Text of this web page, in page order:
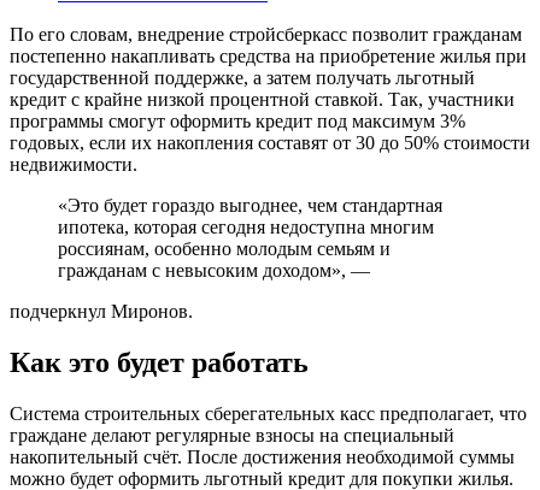
По его словам, внедрение стройсберкасс позволит гражданам
постепенно накапливать средства на приобретение жилья при
государственной поддержке, а затем получать льготный
кредит с крайне низкой процентной ставкой. Так, участники
программы смогут оформить кредит под максимум 3%
годовых, если их накопления составят от 30 до 50% стоимости
недвижимости.
«Это будет гораздо выгоднее, чем стандартная
ипотека, которая сегодня недоступна многим
россиянам, особенно молодым семьям и
гражданам с невысоким доходом», —
подчеркнул Миронов.
Как это будет работать
Система строительных сберегательных касс предполагает, что
граждане делают регулярные взносы на специальный
накопительный счёт. После достижения необходимой суммы
можно будет оформить льготный кредит для покупки жилья.